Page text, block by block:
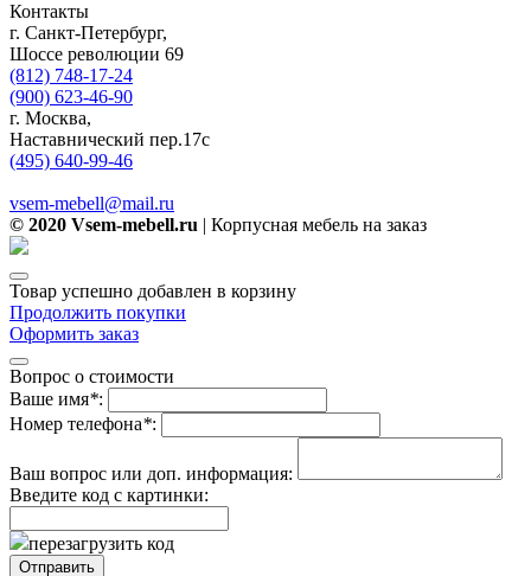
Контакты
г. Санкт-Петербург,
Шоссе революции 69
(812) 748-17-24
(900) 623-46-90
г. Москва,
Наставнический пер.17с
(495) 640-99-46
vsem-mebell@mail.ru
© 2020 Vsem-mebell.ru | Корпусная мебель на заказ
Товар успешно добавлен в корзину
Продолжить покупки
Оформить заказ
Вопрос о стоимости
Ваше имя*:
Номер телефона*:
Ваш вопрос или доп. информация:
Введите код с картинки:
перезагрузить код